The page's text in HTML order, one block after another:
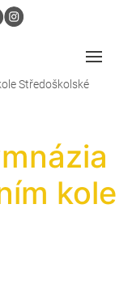
Středoškolské
kole